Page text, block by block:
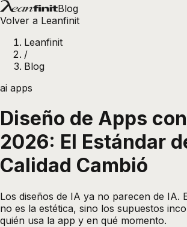
Blog
Volver a Leanfinit
Leanfinit
/
Blog
ai apps
Diseño de Apps
2026: El Estándar
Calidad Cambió
Los diseños de IA ya no parecen de IA.
no es la estética, sino los supuestos
quién usa la app y en qué momento.